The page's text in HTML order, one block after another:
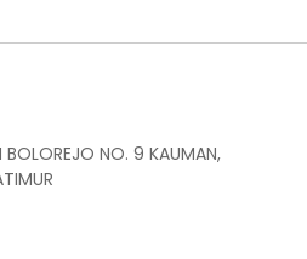
BOLOREJO NO. 9 KAUMAN,